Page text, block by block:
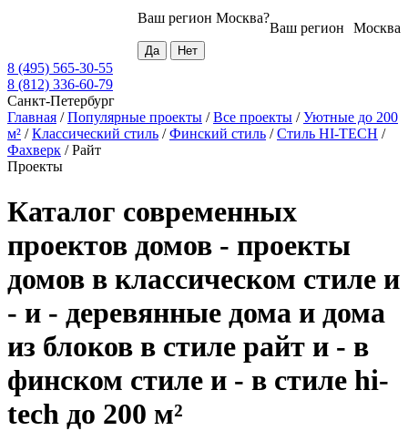
Москва
Ваш регион
Ваш регион Москва?
8 (495) 565-30-55
8 (812) 336-60-79
Санкт-Петербург
Главная /Популярные проекты /Все проекты /Уютные до 200
м² /Классический стиль /Финский стиль /Стиль HI-TECH /
Фахверк /Райт
Проекты
Каталог современных
проектов домов - проекты
домов в классическом стиле и
- и - деревянные дома и дома
из блоков в стиле райт и - в
финском стиле и - в стиле hi-
tech до 200 м²